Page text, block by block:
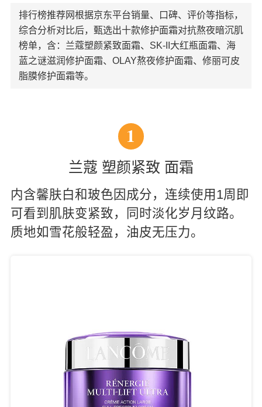
排行榜推荐网根据京东平台销量、口碑、评价等指标，
综合分析对比后，甄选出十款修护面霜对抗熬夜暗沉肌
榜单，含：兰蔻塑颜紧致面霜、SK-II大红瓶面霜、海
蓝之谜滋润修护面霜、OLAY熬夜修护面霜、修丽可皮
脂膜修护面霜等。
1
兰蔻 塑颜紧致 面霜
内含馨肤白和玻色因成分，连续使用1周即
可看到肌肤变紧致，同时淡化岁月纹路。
质地如雪花般轻盈，油皮无压力。